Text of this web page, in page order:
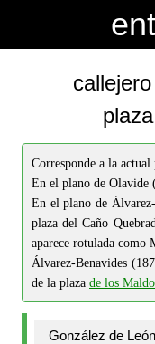
Corresponde a la actual
En el plano de Olavide
En el plano de
plaza del Caño
aparece rotulada como
Álvarez-Benavides
de la plaza de los